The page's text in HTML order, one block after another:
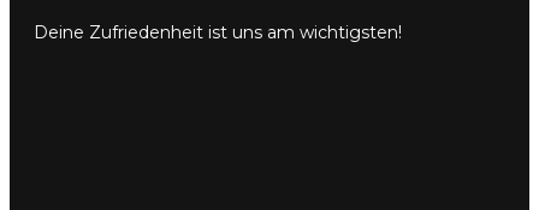
Deine Zufriedenheit ist uns am wichtigsten!